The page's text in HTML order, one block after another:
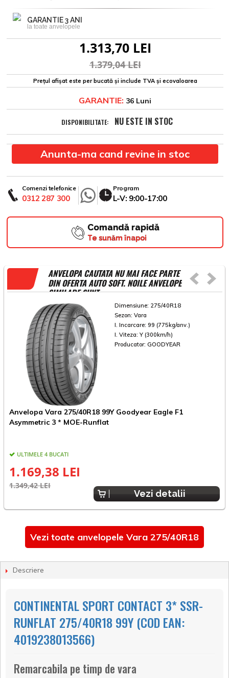
GARANTIE 3 ANI
la toate anvelopele
1.313,70 LEI
1.379,04 LEI
Prețul afișat este per bucată și include TVA și ecovaloarea
GARANTIE: 36 Luni
DISPONIBILITATE: NU ESTE IN STOC
Anunta-ma cand revine in stoc
Comenzi telefonice
0312 287 300
Program
L-V: 9:00-17:00
Comandă rapidă
Te sunăm înapoi
ANVELOPA CAUTATA NU MAI FACE PARTE
DIN OFERTA AUTO SOFT. NOILE ANVELOPE
SIMILARE SUNT
Dimensiune: 275/40R18
Sezon: Vara
I. Incarcare: 99 (775kg/anv.)
I. Viteza: Y (300km/h)
Producator: GOODYEAR
Anvelopa Vara 275/40R18 99Y Goodyear Eagle F1
Asymmetric 3 * MOE-Runflat
ULTIMELE 4 BUCATI
1.169,38 LEI
1.349,42 LEI
Vezi detalii
Vezi toate anvelopele Vara 275/40R18
Descriere
CONTINENTAL SPORT CONTACT 3* SSR-
RUNFLAT 275/40R18 99Y (COD EAN:
4019238013566)
Remarcabila pe timp de vara